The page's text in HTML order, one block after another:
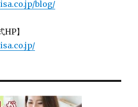
blog/
HP】